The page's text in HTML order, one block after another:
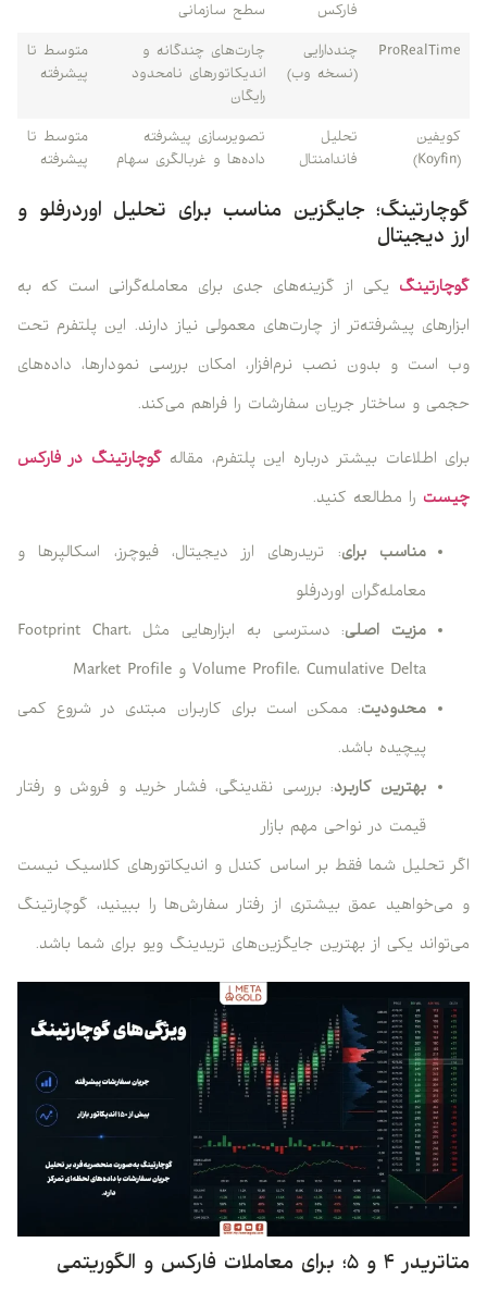
فارکس
سطح سازمانی
ProRealTime
چنددارایی
(نسخه وب)
چارت‌های چندگانه و
اندیکاتورهای نامحدود
رایگان
متوسط تا
پیشرفته
کویفین
(Koyfin)
تحلیل
فاندامنتال
تصویرسازی پیشرفته
داده‌ها و غربالگری سهام
متوسط تا
پیشرفته
گوچارتینگ؛ جایگزین مناسب برای تحلیل اوردرفلو و
ارز دیجیتال
گوچارتینگ یکی از گزینه‌های جدی برای معامله‌گرانی است که به
ابزارهای پیشرفته‌تر از چارت‌های معمولی نیاز دارند. این پلتفرم تحت
وب است و بدون نصب نرم‌افزار، امکان بررسی نمودارها، داده‌های
حجمی و ساختار جریان سفارشات را فراهم می‌کند.
برای اطلاعات بیشتر درباره این پلتفرم، مقالهگوچارتینگ در فارکس
چیست را مطالعه کنید.
مناسب برای: تریدرهای ارز دیجیتال، فیوچرز، اسکالپرها و
معامله‌گران اوردرفلو
مزیت اصلی
: دسترسی به ابزارهایی مثل Footprint Chart،
Volume Profile، Cumulative Delta و Market Profile
محدودیت: ممکن است برای کاربران مبتدی در شروع کمی
پیچیده باشد.
بهترین کاربرد: بررسی نقدینگی، فشار خرید و فروش و رفتار
قیمت در نواحی مهم بازار
اگر تحلیل شما فقط بر اساس کندل و اندیکاتورهای کلاسیک نیست
و می‌خواهید عمق بیشتری از رفتار سفارش‌ها را ببینید، گوچارتینگ
می‌تواند یکی از بهترین جایگزین‌های تریدینگ ویو برای شما باشد.
متاتریدر ۴ و ۵؛ برای معاملات فارکس و الگوریتمی